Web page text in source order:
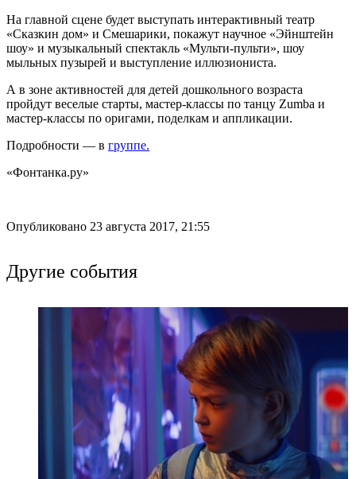
На главной сцене будет выступать интерактивный театр
«Сказкин дом» и Смешарики, покажут научное «Эйнштейн
шоу» и музыкальный спектакль «Мульти-пульти», шоу
мыльных пузырей и выступление иллюзиониста.
А в зоне активностей для детей дошкольного возраста
пройдут веселые старты, мастер-классы по танцу Zumba и
мастер-классы по оригами, поделкам и аппликации.
Подробности — в группе.
«Фонтанка.ру»
Опубликовано 23 августа 2017, 21:55
Другие события